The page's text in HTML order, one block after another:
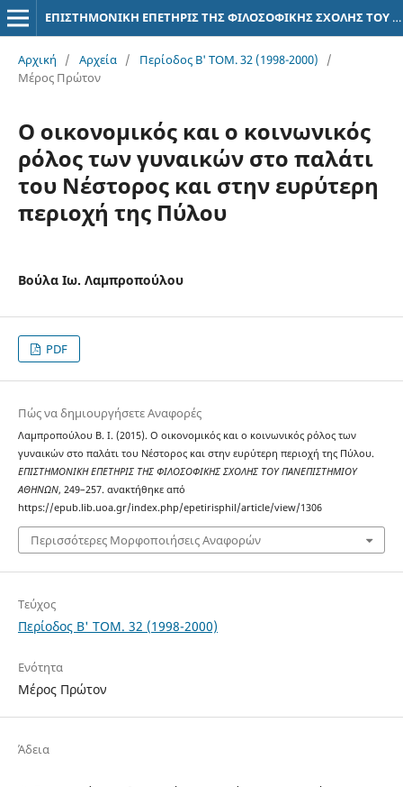
ΕΠΙΣΤΗΜΟΝΙΚΗ ΕΠΕΤΗΡΙΣ ΤΗΣ ΦΙΛΟΣΟΦΙΚΗΣ ΣΧΟΛΗΣ ΤΟΥ ΠΑΝΕΠΙΣΤΗΜΙΟΥ ΑΘΗΝΩΝ
Αρχική / Αρχεία / Περίοδος Β' ΤΟΜ. 32 (1998-2000)
/
Μέρος Πρώτον
Ο οικονομικός και ο κοινωνικός
ρόλος των γυναικών στο παλάτι
του Νέστορος και στην ευρύτερη
περιοχή της Πύλου
Βούλα Ιω. Λαμπροπούλου
PDF
Πώς να δημιουργήσετε Αναφορές
Λαμπροπούλου Β. Ι. (2015). Ο οικονομικός και ο κοινωνικός ρόλος των
γυναικών στο παλάτι του Νέστορος και στην ευρύτερη περιοχή της Πύλου.
ΕΠΙΣΤΗΜΟΝΙΚΗ ΕΠΕΤΗΡΙΣ ΤΗΣ ΦΙΛΟΣΟΦΙΚΗΣ ΣΧΟΛΗΣ ΤΟΥ ΠΑΝΕΠΙΣΤΗΜΙΟΥ
ΑΘΗΝΩΝ, 249–257. ανακτήθηκε από
https://epub.lib.uoa.gr/index.php/epetirisphil/article/view/1306
Περισσότερες Μορφοποιήσεις Αναφορών
Τεύχος
Περίοδος Β' ΤΟΜ. 32 (1998-2000)
Ενότητα
Μέρος Πρώτον
Άδεια